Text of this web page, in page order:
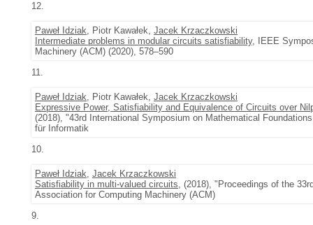
12.
Paweł Idziak, Piotr Kawałek, Jacek Krzaczkowski
Intermediate problems in modular circuits satisfiability, IEEE
Machinery (ACM) (2020), 578–590
11.
Paweł Idziak, Piotr Kawałek, Jacek Krzaczkowski
Expressive Power, Satisfiability and Equivalence of Circuits over
(2018), "43rd International Symposium on Mathematical
für Informatik
10.
Paweł Idziak, Jacek Krzaczkowski
Satisfiability in multi-valued circuits, (2018), "Proceedings of the
Association for Computing Machinery (ACM)
9.